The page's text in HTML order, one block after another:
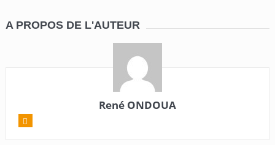
A PROPOS DE L'AUTEUR
René ONDOUA